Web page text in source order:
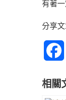
有著
分享文
相關